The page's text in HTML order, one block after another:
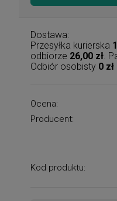
Dostawa:
Przesyłka kurierska
odbiorze 26,00 zł .
Odbiór osobisty 0 zł
Ocena:
Producent:
Kod produktu: